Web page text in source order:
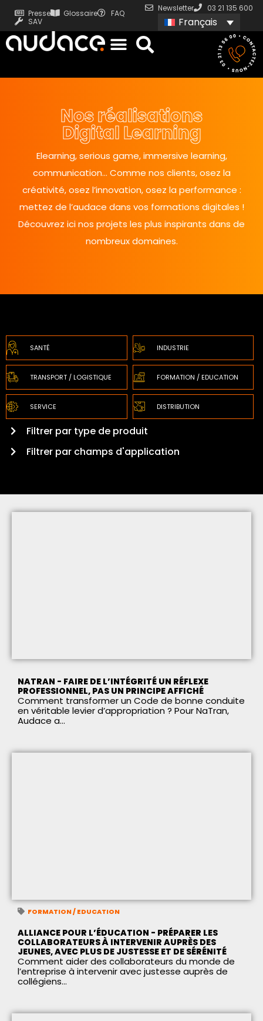
Presse Glossaire
FAQ
SAV
Newsletter 03 21 135 600
Français
Nos réalisations
Digital Learning
Elearning, serious game, immersive learning,
communication… Comme nos clients, osez la
créativité, osez l’innovation, osez la performance :
mettez de l’audace dans vos formations digitales !
Découvrez ici nos projets les plus inspirants dans de
nombreux domaines.
SANTÉ INDUSTRIE
TRANSPORT / LOGISTIQUE FORMATION / EDUCATION
SERVICE DISTRIBUTION
Filtrer par type de produit
Filtrer par champs d'application
NATRAN - FAIRE DE L’INTÉGRITÉ UN RÉFLEXE
PROFESSIONNEL, PAS UN PRINCIPE AFFICHÉ
Comment transformer un Code de bonne conduite
en véritable levier d’appropriation ? Pour NaTran,
Audace a...
FORMATION / EDUCATION
ALLIANCE POUR L’ÉDUCATION - PRÉPARER LES
COLLABORATEURS À INTERVENIR AUPRÈS DES
JEUNES, AVEC PLUS DE JUSTESSE ET DE SÉRÉNITÉ
Comment aider des collaborateurs du monde de
l’entreprise à intervenir avec justesse auprès de
collégiens...